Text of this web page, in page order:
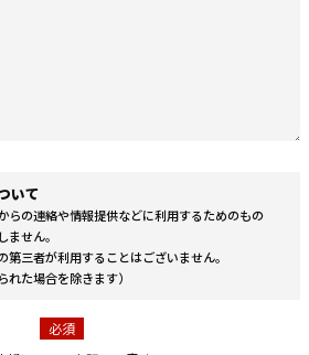
いて
らの連絡や情報提供などに利用するためのもの
せん。
三者が利用することはございません。
れた場合を除きます）
必須